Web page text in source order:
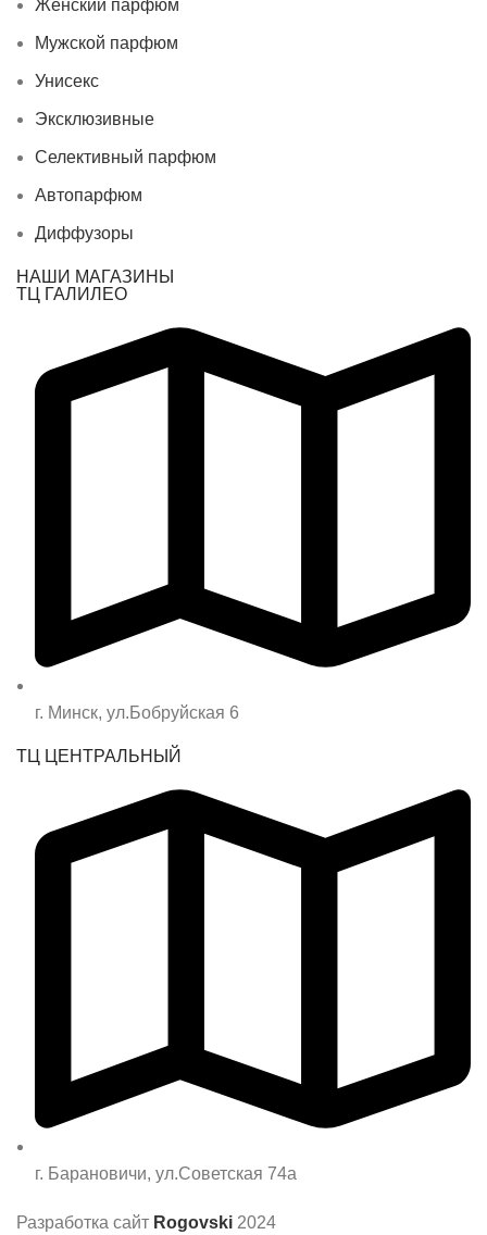
Женский парфюм
Мужской парфюм
Унисекс
Эксклюзивные
Селективный парфюм
Автопарфюм
Диффузоры
НАШИ МАГАЗИНЫ
ТЦ ГАЛИЛЕО
г. Минск, ул.Бобруйская 6
ТЦ ЦЕНТРАЛЬНЫЙ
г. Барановичи, ул.Советская 74а
Разработка сайт Rogovski 2024